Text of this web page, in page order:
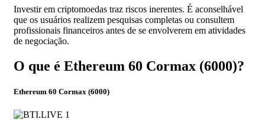
Investir em criptomoedas traz riscos inerentes. É aconselhável
que os usuários realizem pesquisas completas ou consultem
profissionais financeiros antes de se envolverem em atividades
de negociação.
O que é Ethereum 60 Cormax (6000)?
Ethereum 60 Cormax (6000)